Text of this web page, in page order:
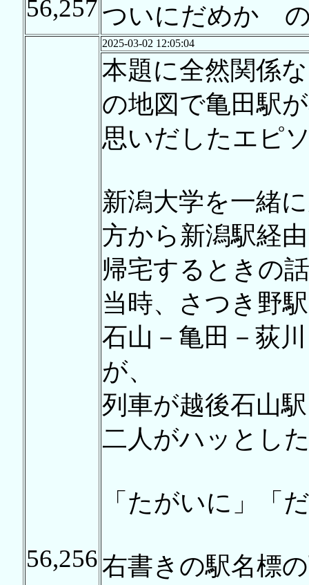
56,257ついにだめか
56,256
2025-03-02 12:05:04
本題に全然関係
の地図で亀田駅
思いだしたエピ
新潟大学を一緒
方から新潟駅経
帰宅するときの
当時、さつき野
石山－亀田－荻
が、
列車が越後石山
二人がハッとし
「たがいに」「
右書きの駅名標